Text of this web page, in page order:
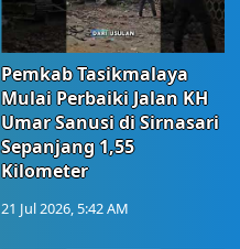
Pemkab Tasikmalaya
Mulai Perbaiki Jalan KH
Umar Sanusi di Sirnasari
Sepanjang 1,55
Kilometer
21 Jul 2026, 5:42 AM